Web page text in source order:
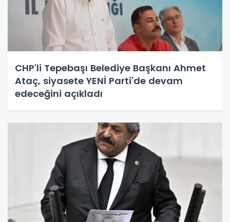
CHP'li Tepebaşı Belediye Başkanı Ahmet
Ataç, siyasete YENİ Parti'de devam
edeceğini açıkladı